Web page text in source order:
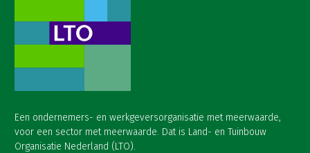
Een ondernemers- en werkgeversorganisatie met meerwaarde,
voor een sector met meerwaarde. Dat is Land- en Tuinbouw
Organisatie Nederland (LTO).